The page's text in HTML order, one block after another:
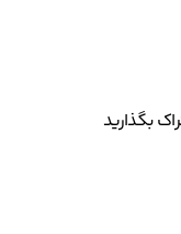
بگذارید